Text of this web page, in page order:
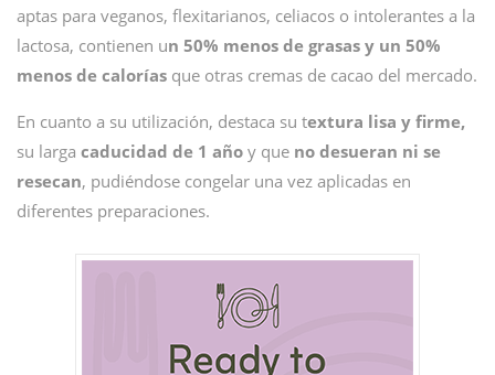
aptas para veganos, flexitarianos, celiacos o intolerantes a la
lactosa, contienen un 50% menos de grasas y un 50%
menos de calorías que otras cremas de cacao del mercado.
En cuanto a su utilización, destaca su textura lisa y firme,
su larga caducidad de 1 año y que no desueran ni se
resecan, pudiéndose congelar una vez aplicadas en
diferentes preparaciones.